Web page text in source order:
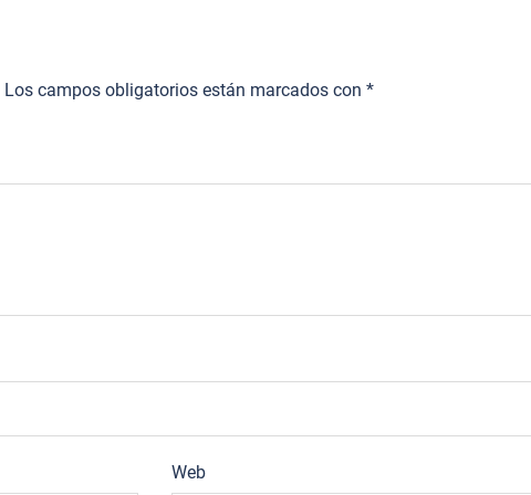
Los campos obligatorios están marcados con *
Web